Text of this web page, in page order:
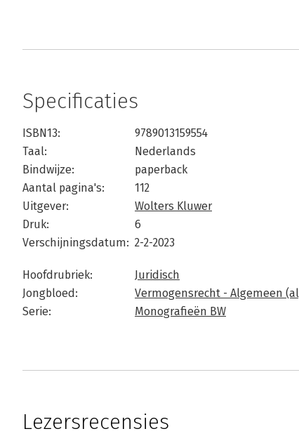
Specificaties
ISBN13:
9789013159554
Taal:
Nederlands
Bindwijze:
paperback
Aantal pagina's:
112
Uitgever:
Wolters Kluwer
Druk:
6
Verschijningsdatum: 2-2-2023
Hoofdrubriek:
Juridisch
Jongbloed:
Vermogensrecht - Algemeen
Serie:
Monografieën BW
Lezersrecensies